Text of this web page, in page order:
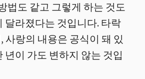
법도 같고 그렇게 하는 것도
달라졌다는 것입니다. 타락
사랑의 내용은 공식이 돼 있
년이 가도 변하지 않는 것입